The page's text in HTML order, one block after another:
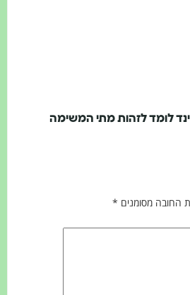
לומד לזהות מתי המשימה
החובה מסומנים *